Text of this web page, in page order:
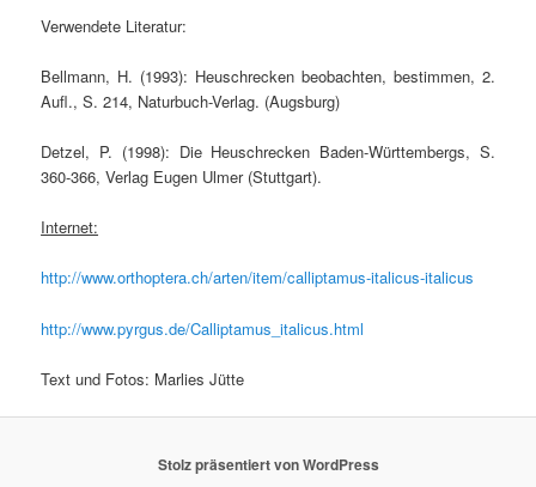
Verwendete Literatur:
Bellmann, H. (1993): Heuschrecken beobachten, bestimmen, 2.
Aufl., S. 214, Naturbuch-Verlag. (Augsburg)
Detzel, P. (1998): Die Heuschrecken Baden-Württembergs, S.
360-366, Verlag Eugen Ulmer (Stuttgart).
Internet:
http://www.orthoptera.ch/arten/item/calliptamus-italicus-italicus
http://www.pyrgus.de/Calliptamus_italicus.html
Text und Fotos: Marlies Jütte
Stolz präsentiert von WordPress